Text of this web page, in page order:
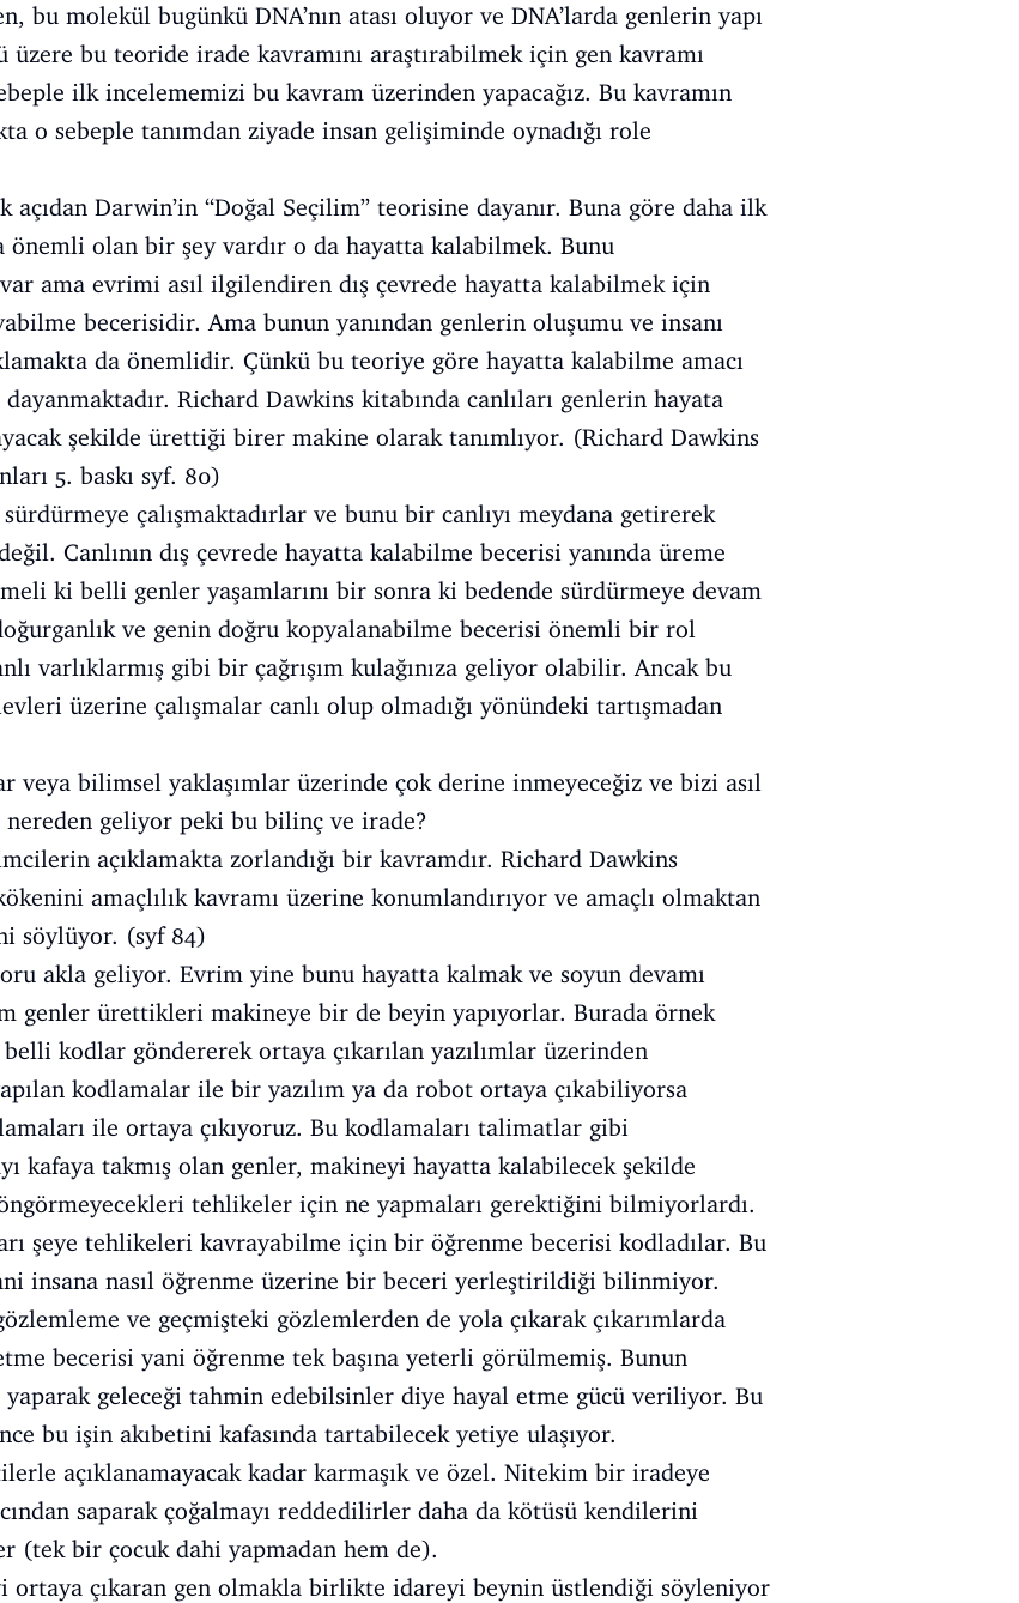
bu molekül bugünkü DNA’nın atası oluyor ve DNA’larda genlerin yapı
üzere bu teoride irade kavramını araştırabilmek için gen kavramı
ilk incelememizi bu kavram üzerinden yapacağız. Bu kavramın
o sebeple tanımdan ziyade insan gelişiminde oynadığı role
Darwin’in “Doğal Seçilim” teorisine dayanır. Buna göre daha ilk
önemli olan bir şey vardır o da hayatta kalabilmek. Bunu
ama evrimi asıl ilgilendiren dış çevrede hayatta kalabilmek için
becerisidir. Ama bunun yanından genlerin oluşumu ve insanı
da önemlidir. Çünkü bu teoriye göre hayatta kalabilme amacı
Richard Dawkins kitabında canlıları genlerin hayata
şekilde ürettiği birer makine olarak tanımlıyor. (Richard Dawkins
5. baskı syf. 80)
çalışmaktadırlar ve bunu bir canlıyı meydana getirerek
Canlının dış çevrede hayatta kalabilme becerisi yanında üreme
ki belli genler yaşamlarını bir sonra ki bedende sürdürmeye devam
ve genin doğru kopyalanabilme becerisi önemli bir rol
varlıklarmış gibi bir çağrışım kulağınıza geliyor olabilir. Ancak bu
üzerine çalışmalar canlı olup olmadığı yönündeki tartışmadan
veya bilimsel yaklaşımlar üzerinde çok derine inmeyeceğiz ve bizi asıl
nereden geliyor peki bu bilinç ve irade?
açıklamakta zorlandığı bir kavramdır. Richard Dawkins
amaçlılık kavramı üzerine konumlandırıyor ve amaçlı olmaktan
söylüyor. (syf 84)
akla geliyor. Evrim yine bunu hayatta kalmak ve soyun devamı
genler ürettikleri makineye bir de beyin yapıyorlar. Burada örnek
kodlar göndererek ortaya çıkarılan yazılımlar üzerinden
kodlamalar ile bir yazılım ya da robot ortaya çıkabiliyorsa
ile ortaya çıkıyoruz. Bu kodlamaları talimatlar gibi
kafaya takmış olan genler, makineyi hayatta kalabilecek şekilde
tehlikeler için ne yapmaları gerektiğini bilmiyorlardı.
şeye tehlikeleri kavrayabilme için bir öğrenme becerisi kodladılar. Bu
insana nasıl öğrenme üzerine bir beceri yerleştirildiği bilinmiyor.
ve geçmişteki gözlemlerden de yola çıkarak çıkarımlarda
becerisi yani öğrenme tek başına yeterli görülmemiş. Bunun
yaparak geleceği tahmin edebilsinler diye hayal etme gücü veriliyor. Bu
bu işin akıbetini kafasında tartabilecek yetiye ulaşıyor.
açıklanamayacak kadar karmaşık ve özel. Nitekim bir iradeye
saparak çoğalmayı reddedilirler daha da kötüsü kendilerini
(tek bir çocuk dahi yapmadan hem de).
ortaya çıkaran gen olmakla birlikte idareyi beynin üstlendiği söyleniyor